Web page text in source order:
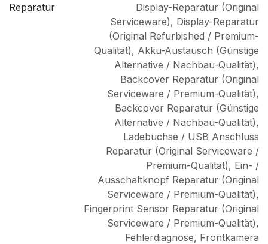
Reparatur
Display-Reparatur (Original
Serviceware), Display-Reparatur
(Original Refurbished / Premium-
Qualität), Akku-Austausch (Günstige
Alternative / Nachbau-Qualität),
Backcover Reparatur (Original
Serviceware / Premium-Qualität),
Backcover Reparatur (Günstige
Alternative / Nachbau-Qualität),
Ladebuchse / USB Anschluss
Reparatur (Original Serviceware /
Premium-Qualität), Ein- /
Ausschaltknopf Reparatur (Original
Serviceware / Premium-Qualität),
Fingerprint Sensor Reparatur (Original
Serviceware / Premium-Qualität),
Fehlerdiagnose, Frontkamera